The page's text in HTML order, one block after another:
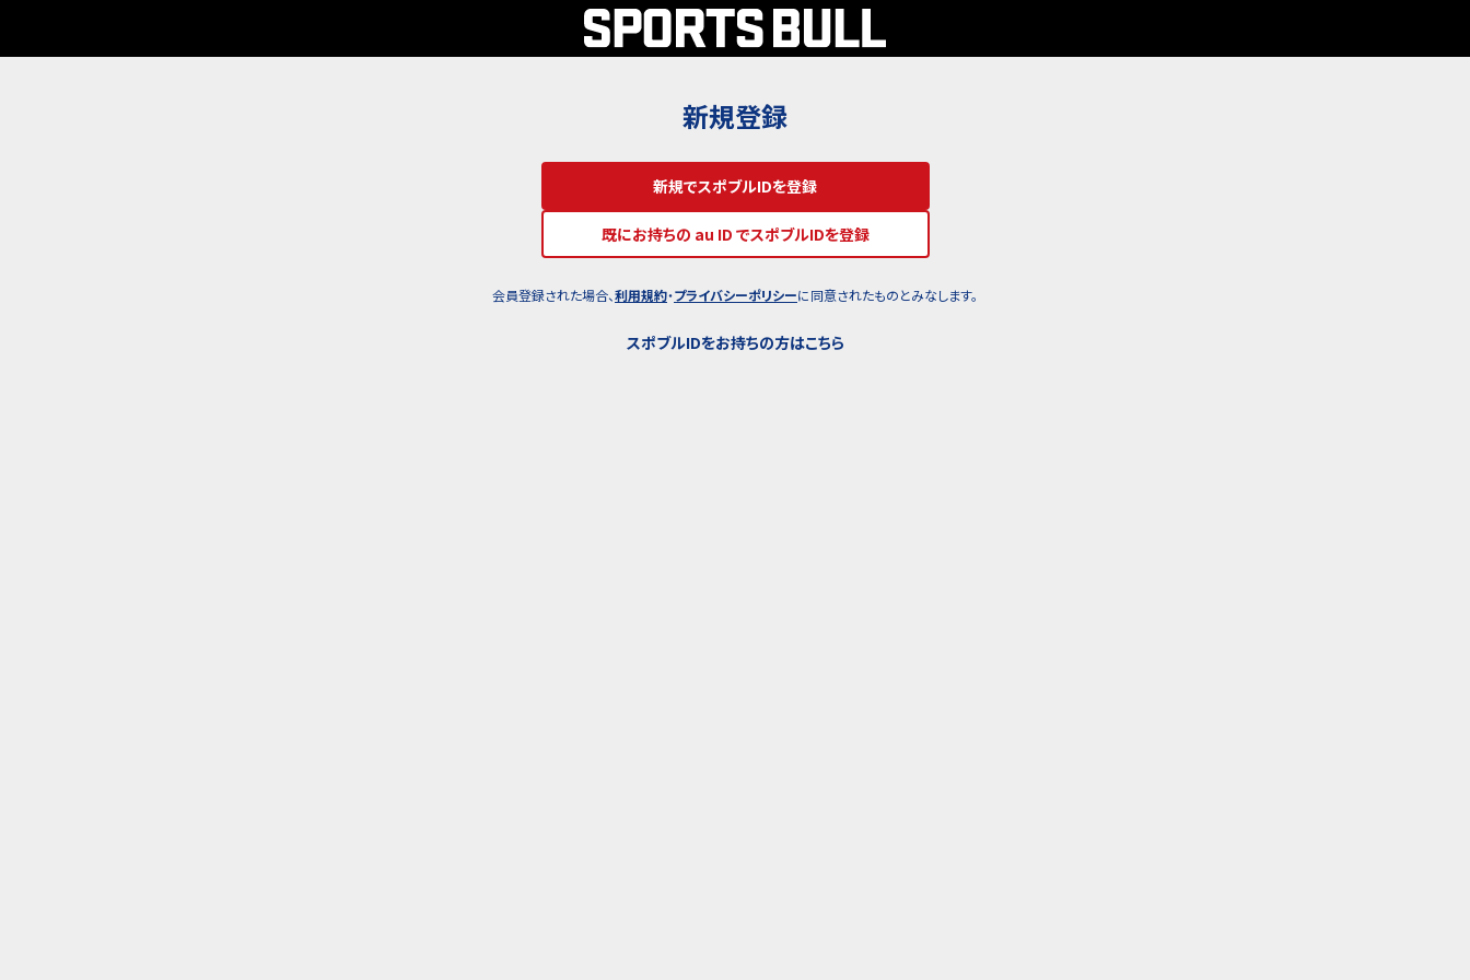
新規登録
新規でスポブルIDを登録
既にお持ちの au ID でスポブルIDを登録
会員登録された場合、利用規約・プライバシーポリシーに同意されたものとみなします。
スポブルIDをお持ちの方はこちら